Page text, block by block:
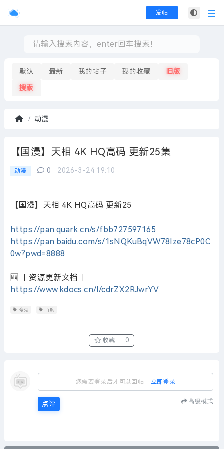
发帖
默认 最新 我的帖子 我的收藏 旧版
搜索
页
动漫
【国漫】天相 4K HQ高码 更新25集
动漫 0 2026-3-24 19:10
【国漫】天相 4K HQ高码 更新25
https://pan.quark.cn/s/fbb727597165
https://pan.baidu.com/s/1sNQKuBqVW78Ize78cP0C
0w?pwd=8888
🆕 ｜资源更新文档｜
https://www.kdocs.cn/l/cdrZX2RJwrYV
夸克 百度
收藏 0
您需要登录后才可以回帖 立即登录
点评 高级模式